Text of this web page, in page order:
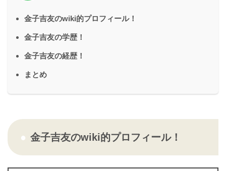
金子吉友のwiki的プロフィール！
金子吉友の学歴！
金子吉友の経歴！
まとめ
金子吉友のwiki的プロフィール！